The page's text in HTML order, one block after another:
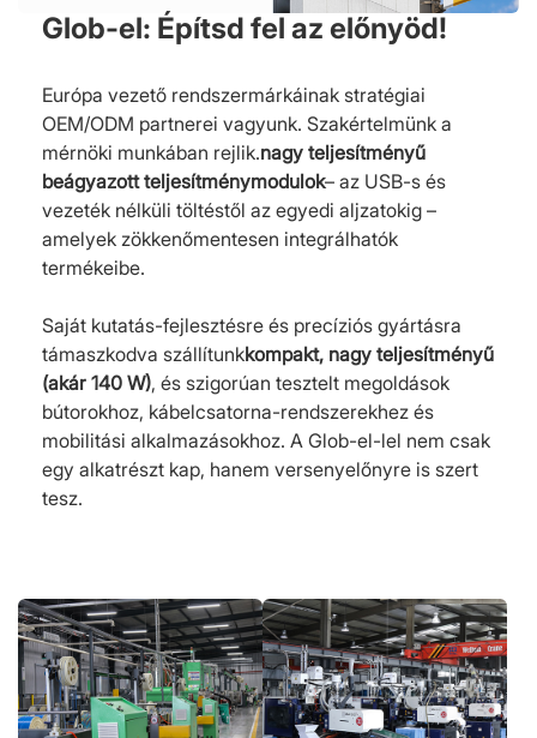
Glob-el: Építsd fel az előnyöd!
Európa vezető rendszermárkáinak stratégiai
OEM/ODM partnerei vagyunk. Szakértelmünk a
mérnöki munkában rejlik.nagy teljesítményű
beágyazott teljesítménymodulok– az USB-s és
vezeték nélküli töltéstől az egyedi aljzatokig –
amelyek zökkenőmentesen integrálhatók
termékeibe.
Saját kutatás-fejlesztésre és precíziós gyártásra
támaszkodva szállítunkkompakt, nagy teljesítményű
(akár 140 W), és szigorúan tesztelt megoldások
bútorokhoz, kábelcsatorna-rendszerekhez és
mobilitási alkalmazásokhoz. A Glob-el-lel nem csak
egy alkatrészt kap, hanem versenyelőnyre is szert
tesz.